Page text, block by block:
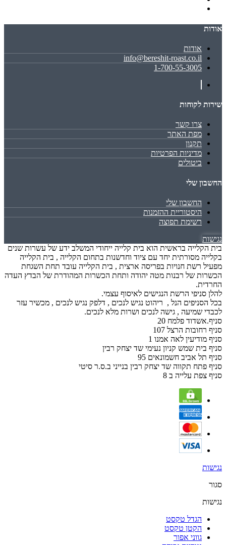
אודות
אודות
info@bereshit-roast.co.il
1-700-55-3005
שירות לקוחות
צרו קשר
מפת האתר
תקנון
מדיניות הפרטיות
ביטולים
החשבון שלי
החשבון שלי
היסטוריית ההזמנות
רשימת תפוצה
נגישות
בית הקלייה בראשית הוא בית קלייה ייחודי המשלב ידע של עשרות שנים
בקלייה מסורתית יחד עם ציוד וחדשנות בתחום הקלייה , בית הקלייה
מפעיל רשת חנויות בפריסה ארצית , בית הקלייה עובד תחת השגחת
הכשרות של רבנות מטה יהודה ותחת הכשרות המהודרת של הבדץ העדה
החרדית.
להלן סניפי הרשת הנגישים לאיסוף עצמי.
בכל הסניפים הנל , ריהוט נגיש לנכים , דלפק נגיש לנכים , מכשיר עזר
לכבדי שמיעה , גישה לנכים ושרות מלא לנכים.
סניף.אשדוד פלמח 20
סניף רחובות הרצל 107
סניף מודיעין לאה אמנו 1
סניף בית שמש קניון נעימי שד יצחק רבין
סניף תל אביב חשמונאים 95
סניף פתח תקווה שד יצחק רבין בנייני ב.ס.ר סיטי
סניף צפת עלייה ב 8
נגישות
סגור
נגישות
הגדל טקסט
הקטן טקסט
גווני אפור